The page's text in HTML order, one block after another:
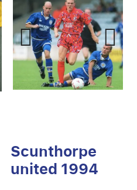
Previ
Next
Scunthorpe
united 1994